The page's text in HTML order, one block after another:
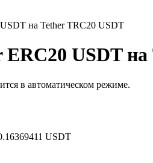
на Tether TRC20 USDT
USDT
в автоматическом режиме.
USDT